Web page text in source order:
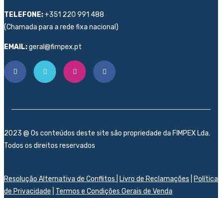
TELEFONE:+351 220 991 488
(Chamada para a rede fixa nacional)
EMAIL:geral@fimpex.pt
2023 @ Os conteúdos deste site são propriedade da FIMPEX Lda.
Todos os direitos reservados
Resolução Alternativa de Conflitos Livro de Reclamações
Política
de Privacidade
Termos e Condições Gerais de Venda